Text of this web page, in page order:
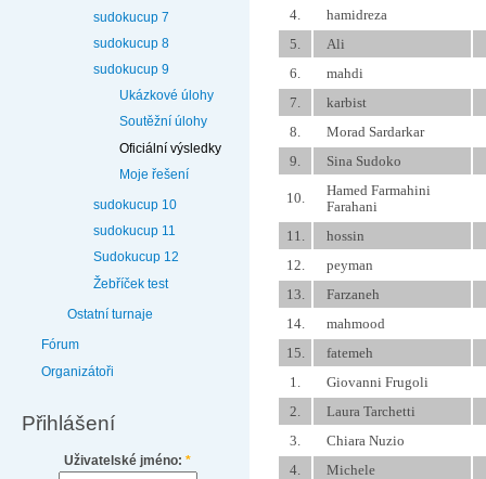
sudokucup 7
sudokucup 8
sudokucup 9
Ukázkové úlohy
Soutěžní úlohy
Oficiální výsledky
Moje řešení
sudokucup 10
sudokucup 11
Sudokucup 12
Žebříček test
Ostatní turnaje
Fórum
Organizátoři
Přihlášení
Uživatelské jméno: *
4.
hamidreza
5.
Ali
6.
mahdi
7.
karbist
8.
Morad Sardarkar
9.
Sina Sudoko
10.
Hamed Farmahini
Farahani
11.
hossin
12.
peyman
13.
Farzaneh
14.
mahmood
15.
fatemeh
1.
Giovanni Frugoli
2.
Laura Tarchetti
3.
Chiara Nuzio
4.
Michele